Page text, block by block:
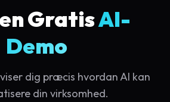
GratisAI-
Demo
dig præcis hvordan AI kan
din virksomhed.